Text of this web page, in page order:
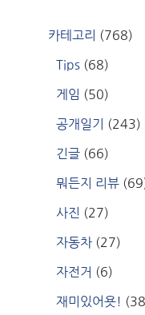
카테고리 (768)
Tips (68)
게임 (50)
공개일기 (243)
긴글 (66)
뭐든지 리뷰
사진 (27)
자동차 (27)
자전거 (6)
재미있어욧!